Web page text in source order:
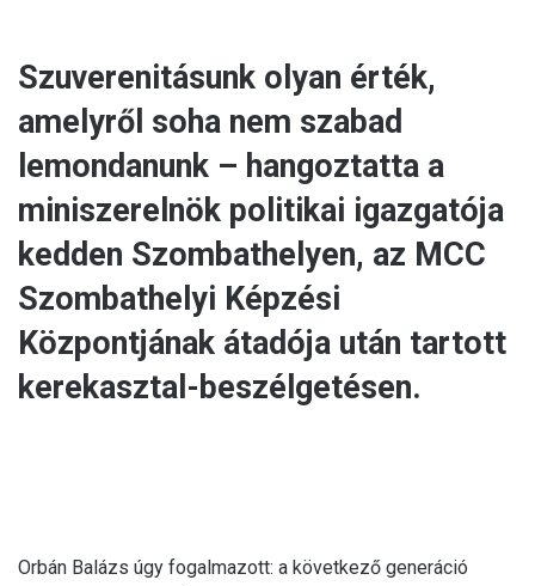
Szuverenitásunk olyan érték,
amelyről soha nem szabad
lemondanunk – hangoztatta a
miniszerelnök politikai igazgatója
kedden Szombathelyen, az MCC
Szombathelyi Képzési
Központjának átadója után tartott
kerekasztal-beszélgetésen.
Orbán Balázs úgy fogalmazott: a következő generáció